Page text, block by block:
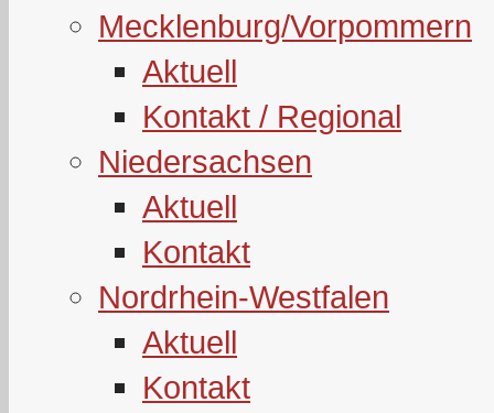
Mecklenburg/Vorpommern
Aktuell
Kontakt / Regional
Niedersachsen
Aktuell
Kontakt
Nordrhein-Westfalen
Aktuell
Kontakt